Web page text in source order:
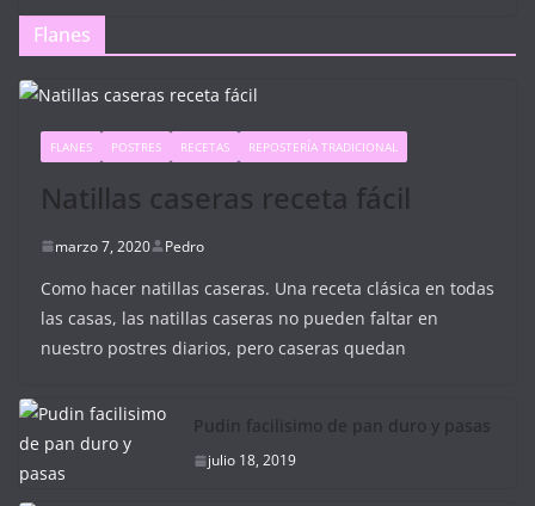
Flanes
FLANES POSTRES RECETAS REPOSTERÍA TRADICIONAL
Natillas caseras receta fácil
marzo 7, 2020 Pedro
Como hacer natillas caseras. Una receta clásica en todas
las casas, las natillas caseras no pueden faltar en
nuestro postres diarios, pero caseras quedan
Pudin facilisimo de pan duro y pasas
julio 18, 2019